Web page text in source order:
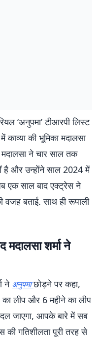
‘अनुपमा’ टीआरपी लिस्ट
काव्या की भूमिका मदालसा
मदालसा ने चार साल तक
है और उन्होंने साल 2024 में
एक साल बाद एक्ट्रेस ने
बताई. साथ ही रूपाली
शर्मा ने
ने अनुपमाछोड़ने पर कहा,
लीप और 6 महीने का लीप
जाएगा, आपके बारे में सब
गतिशीलता पूरी तरह से